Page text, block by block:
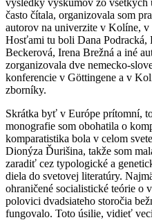
často čítala, organizovala som
autorov na univerzite v Kolíne, v
Hosťami tu boli Dana Podracká,
Beckerová, Irena Brežná a iné
zorganizovala dve nemecko-
konferencie v Göttingene a v
zborníky.
Skrátka byť v Európe prítomní,
monografie som obohatila o
komparatistika bola v celom
Dionýza Ďurišina, takže som
zaradiť cez typologické a
diela do svetovej literatúry.
ohraničené socialistické teórie o
polovici dvadsiateho storočia
fungovalo. Toto úsilie, vidieť